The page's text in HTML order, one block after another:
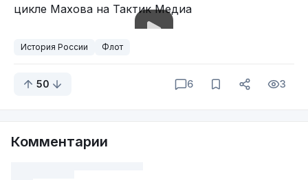
цикле Махова на Тактик Медиа
История России Флот
50 6 3
Комментарии